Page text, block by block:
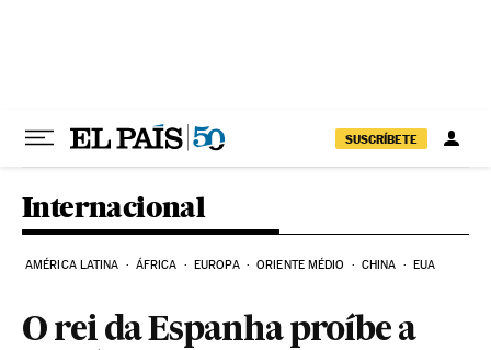
SUSCRÍBETE
Internacional
AMÉRICA LATINA ÁFRICA EUROPA ORIENTE MÉDIO CHINA EUA
O rei da Espanha proíbe a